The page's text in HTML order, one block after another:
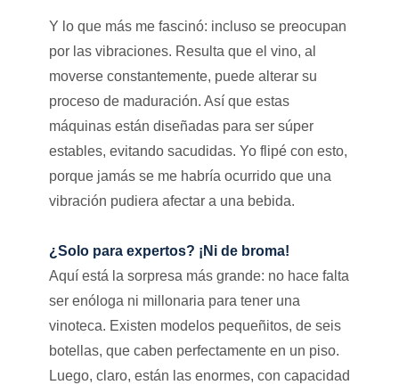
Y lo que más me fascinó: incluso se preocupan
por las vibraciones. Resulta que el vino, al
moverse constantemente, puede alterar su
proceso de maduración. Así que estas
máquinas están diseñadas para ser súper
estables, evitando sacudidas. Yo flipé con esto,
porque jamás se me habría ocurrido que una
vibración pudiera afectar a una bebida.
¿Solo para expertos? ¡Ni de broma!
Aquí está la sorpresa más grande: no hace falta
ser enóloga ni millonaria para tener una
vinoteca. Existen modelos pequeñitos, de seis
botellas, que caben perfectamente en un piso.
Luego, claro, están las enormes, con capacidad